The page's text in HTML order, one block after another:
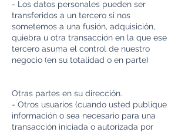
- Los datos personales pueden ser
transferidos a un tercero si nos
sometemos a una fusión, adquisición,
quiebra u otra transacción en la que ese
tercero asuma el control de nuestro
negocio (en su totalidad o en parte)
Otras partes en su dirección.
- Otros usuarios (cuando usted publique
información o sea necesario para una
transacción iniciada o autorizada por